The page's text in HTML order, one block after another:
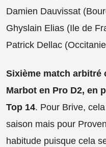
Damien Dauvissat
Ghyslain Elias (Ile de
Patrick Dellac
Sixième match arbitré
Marbot en Pro D2, en
Top 14. Pour Brive,
saison mais pour
habitude puisque cela